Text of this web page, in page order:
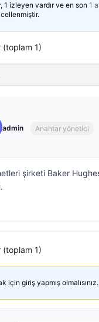
1 izleyen vardır ve en son 1
(toplam 1)
admin Anahtar yönetici
şirketi Baker
(toplam 1)
için giriş yapmış olmalısınız.